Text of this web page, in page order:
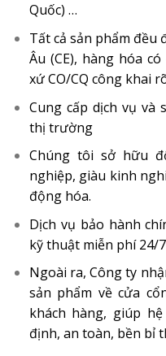
Quốc) …
Tất cả sản phẩm đều
Âu (CE), hàng hóa
xứ CO/CQ công khai
Cung cấp dịch vụ và
thị trường
Chúng tôi sở hữu
nghiệp, giàu kinh
động hóa.
Dịch vụ bảo hành
kỹ thuật miễn phí 24/7
Ngoài ra, Công ty
sản phẩm về cửa
khách hàng, giúp
định, an toàn, bền bỉ